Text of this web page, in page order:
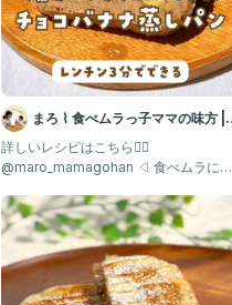
まろ ⌇ 食べムラっ子ママの味方 |
幼児食1歳〜
詳しいレシピはこちら👇🏻
@maro_mamagohan ◁ 食べムラに悩